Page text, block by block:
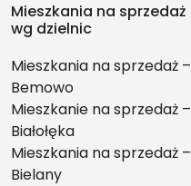
Mieszkania na sprzedaż
wg dzielnic
Mieszkania na sprzedaż –
Bemowo
Mieszkanie na sprzedaż –
Białołęka
Mieszkania na sprzedaż –
Bielany